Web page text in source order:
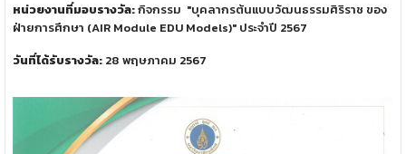
หน่วยงานที่มอบรางวัล:กิจกรรม "บุคลากรต้นแบบวัฒนธรรมศิริราช ของ
ฝ่ายการศึกษา (AIR Module EDU Models)" ประจำปี 2567
วันที่ได้รับรางวัล: 28 พฤษภาคม 2567